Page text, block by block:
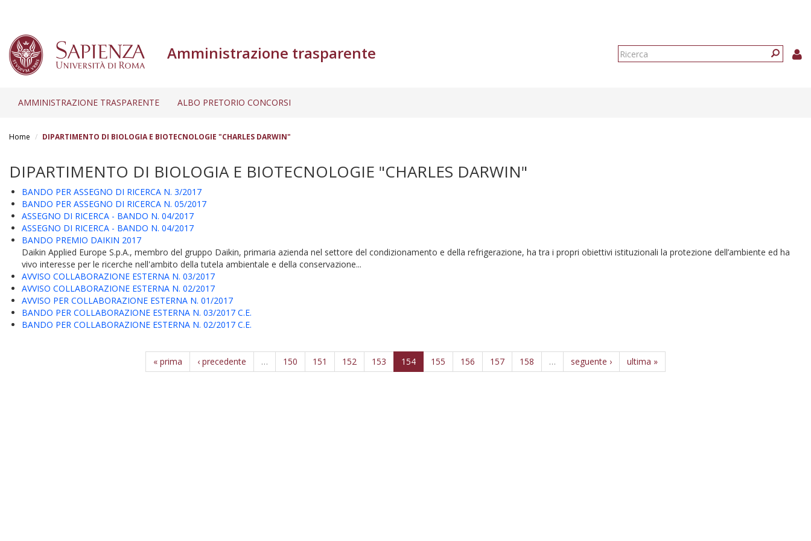
Amministrazione trasparente
Form
AMMINISTRAZIONE TRASPARENTE ALBO PRETORIO CONCORSI
Home DIPARTIMENTO DI BIOLOGIA E BIOTECNOLOGIE "CHARLES DARWIN"
DIPARTIMENTO DI BIOLOGIA E BIOTECNOLOGIE "CHARLES DARWIN"
BANDO PER ASSEGNO DI RICERCA N. 3/2017
BANDO PER ASSEGNO DI RICERCA N. 05/2017
ASSEGNO DI RICERCA - BANDO N. 04/2017
ASSEGNO DI RICERCA - BANDO N. 04/2017
BANDO PREMIO DAIKIN 2017
Daikin Applied Europe S.p.A., membro del gruppo Daikin, primaria azienda nel settore del condizionamento e della refrigerazione, ha tra i propri obiettivi istituzionali la protezione dell’ambiente ed ha
vivo interesse per le ricerche nell'ambito della tutela ambientale e della conservazione...
AVVISO COLLABORAZIONE ESTERNA N. 03/2017
AVVISO COLLABORAZIONE ESTERNA N. 02/2017
AVVISO PER COLLABORAZIONE ESTERNA N. 01/2017
BANDO PER COLLABORAZIONE ESTERNA N. 03/2017 C.E.
BANDO PER COLLABORAZIONE ESTERNA N. 02/2017 C.E.
« prima ‹ precedente … 150 151 152 153 154 155 156 157 158 … seguente › ultima »